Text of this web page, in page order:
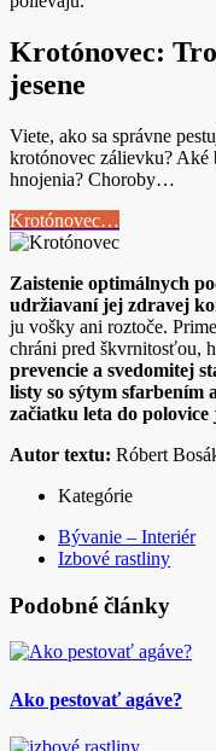
Krotónovec:
jesene
Viete, ako sa správne
krotónovec zálievku?
hnojenia? Choroby…
Krotónovec…
Zaistenie optimálnych
udržiavaní jej zdravej
ju vošky ani roztoče.
chráni pred škvrnitosťou,
prevencie a svedomitej
listy so sýtym sfarbením
začiatku leta do polovice
Autor textu: Róbert
Kategórie
Bývanie – Interiér
Izbové rastliny
Podobné články
Ako pestovať agáve?